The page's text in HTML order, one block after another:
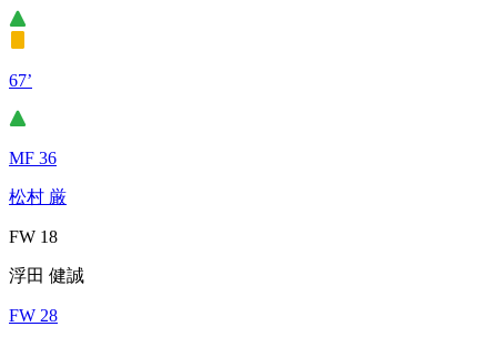
67’
MF 36
松村 厳
FW 18
浮田 健誠
FW 28